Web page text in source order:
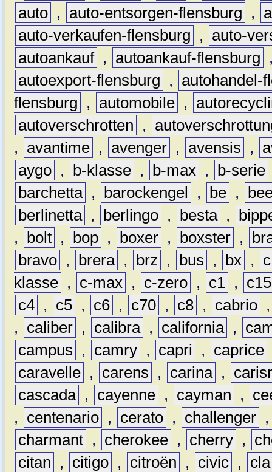
auto , auto-entsorgen-flensburg ,
auto-verkaufen-flensburg
,
auto-
autoankauf , autoankauf-flensburg
autoexport-flensburg
,
autohandel-
flensburg
, automobile ,
autoverschrotten
,
,
avantime , avenger , avensis ,
aygo , b-klasse , b-max , b-serie
barchetta , barockengel , be ,
berlinetta , berlingo , besta ,
,
bolt , bop , boxer , boxster ,
bravo , brera , brz , bus , bx ,
c
klasse , c-max , c-zero , c1 ,
c15
c4 , c5 , c6 , c70 , c8 , cabrio
,
caliber , calibra , california ,
campus
, camry , capri , caprice
caravelle , carens , carina ,
cascada , cayenne , cayman ,
,
centenario , cerato , challenger
charmant , cherokee , cherry ,
citan
, citigo , citroën , civic ,
cla